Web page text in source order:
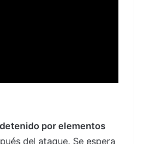
detenido por elementos
del ataque. Se espera